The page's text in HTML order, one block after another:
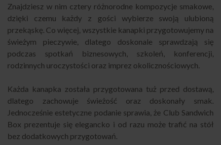
Znajdziesz w nim cztery różnorodne kompozycje smakowe,
dzięki czemu każdy z gości wybierze swoją ulubioną
przekąskę. Co więcej, wszystkie kanapki przygotowujemy na
świeżym pieczywie, dlatego doskonale sprawdzają się
podczas spotkań biznesowych, szkoleń, konferencji,
rodzinnych uroczystości oraz imprez okolicznościowych.
Każda kanapka została przygotowana tuż przed dostawą,
dlatego zachowuje świeżość oraz doskonały smak.
Jednocześnie estetyczne podanie sprawia, że Club Sandwich
Box prezentuje się elegancko i od razu może trafić na stół
bez dodatkowych przygotowań.